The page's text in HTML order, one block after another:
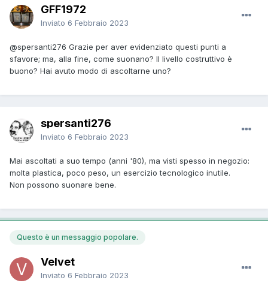
GFF1972
Inviato 6 Febbraio 2023
@spersanti276 Grazie per aver evidenziato questi punti a
sfavore; ma, alla fine, come suonano? Il livello costruttivo è
buono? Hai avuto modo di ascoltarne uno?
spersanti276
Inviato 6 Febbraio 2023
Mai ascoltati a suo tempo (anni '80), ma visti spesso in negozio:
molta plastica, poco peso, un esercizio tecnologico inutile.
Non possono suonare bene.
Questo è un messaggio popolare.
Velvet
Inviato 6 Febbraio 2023